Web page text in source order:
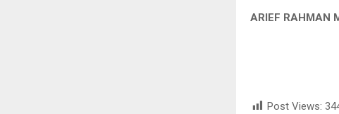
ARIEF RAHMAN
Post Views: